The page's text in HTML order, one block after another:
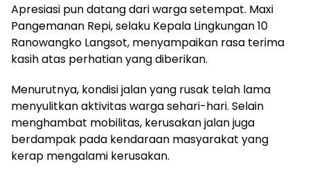
Apresiasi pun datang dari warga setempat. Maxi
Pangemanan Repi, selaku Kepala Lingkungan 10
Ranowangko Langsot, menyampaikan rasa terima
kasih atas perhatian yang diberikan.
Menurutnya, kondisi jalan yang rusak telah lama
menyulitkan aktivitas warga sehari-hari. Selain
menghambat mobilitas, kerusakan jalan juga
berdampak pada kendaraan masyarakat yang
kerap mengalami kerusakan.